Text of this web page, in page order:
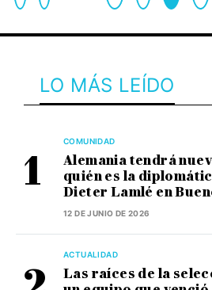
LO MÁS LEÍDO
COMUNIDAD
Alemania tendrá
quién es la
Dieter Lamlé en
12 DE JUNIO DE 2026
ACTUALIDAD
Las raíces de la